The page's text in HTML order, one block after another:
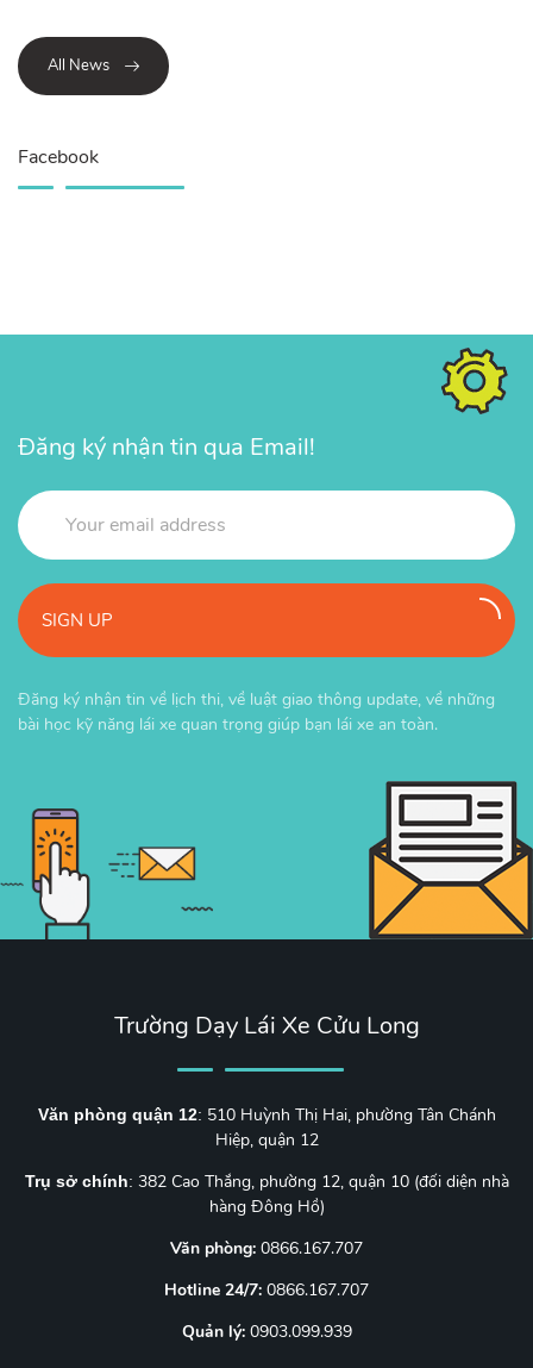
All News
Facebook
Đăng ký nhận tin qua Email!
SIGN UP
Đăng ký nhận tin về lịch thi, về luật giao thông update, về những
bài học kỹ năng lái xe quan trọng giúp bạn lái xe an toàn.
Trường Dạy Lái Xe Cửu Long
Văn phòng quận 12: 510 Huỳnh Thị Hai, phường Tân Chánh
Hiệp, quận 12
Trụ sở chính: 382 Cao Thắng, phường 12, quận 10 (đối diện nhà
hàng Đông Hồ)
Văn phòng: 0866.167.707
Hotline 24/7: 0866.167.707
Quản lý:0903.099.939